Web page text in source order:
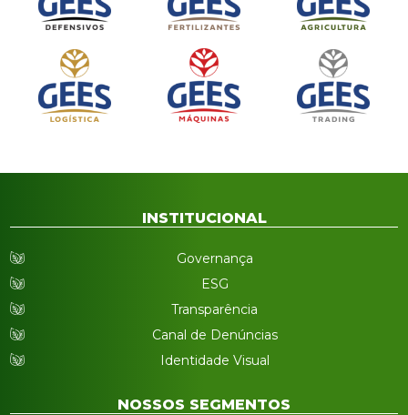
INSTITUCIONAL
Governança
ESG
Transparência
Canal de Denúncias
Identidade Visual
NOSSOS SEGMENTOS